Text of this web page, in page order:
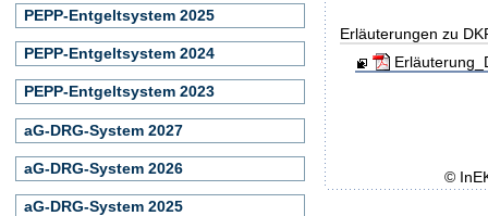
Erläuterungen zu
PEPP-Entgeltsystem 2025
PEPP-Entgeltsystem 2024
PEPP-Entgeltsystem 2023
aG-DRG-System 2027
aG-DRG-System 2026
aG-DRG-System 2025
©